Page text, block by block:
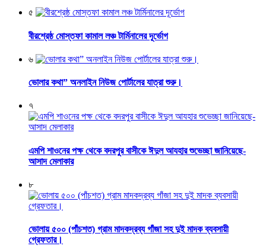
৫
বীরশ্রেষ্ঠ মোস্তফা কামাল লঞ্চ টার্মিনালের দূর্ভোগ
৬
ভোলার কথা” অনলাইন নিউজ পোর্টালের যাত্রা শুরু।
৭
এমপি শাওনের পক্ষ থেকে বদরপুর বাসীকে ঈদুল আযহার শুভেচ্ছা জানিয়েছে-
আসাদ মেলাকার
৮
ভোলায় ৫০০ (পাঁচশত) গ্রাম মাদকদ্রব্য গাঁজা সহ দুই মাদক ব্যবসায়ী
গ্রেফতার।